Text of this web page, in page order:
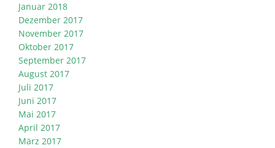
Januar 2018
Dezember 2017
November 2017
Oktober 2017
September 2017
August 2017
Juli 2017
Juni 2017
Mai 2017
April 2017
März 2017